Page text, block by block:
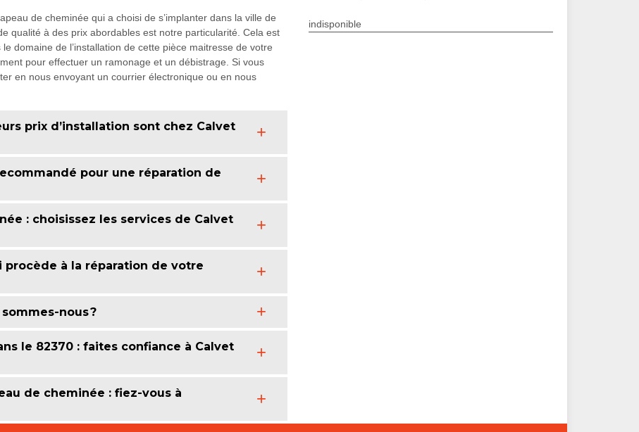
de cheminée qui a choisi de s’implanter dans la ville de
qualité à des prix abordables est notre particularité. Cela est
domaine de l’installation de cette pièce maitresse de votre
pour effectuer un ramonage et un débistrage. Si vous
en nous envoyant un courrier électronique ou en nous
prix d’installation sont chez Calvet
pour une réparation de
: choisissez les services de Calvet
procède à la réparation de votre
nous ?
le 82370 : faites confiance à Calvet
de cheminée : fiez-vous à
indisponible